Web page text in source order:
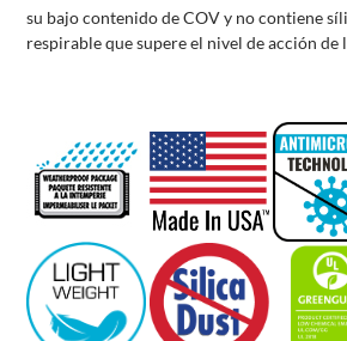
su bajo contenido de COV y no contiene
respirable que supere el nivel de acción de